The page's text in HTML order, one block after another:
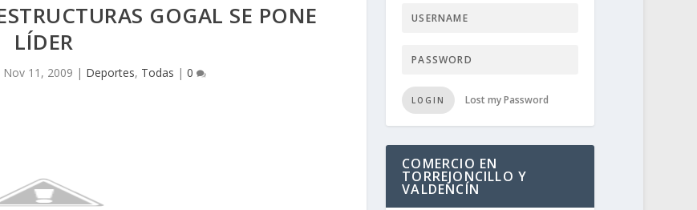
GOGAL SE PONE
LÍDER
Nov 11, 2009 | Deportes, Todas |0
LOGIN Lost my Password
COMERCIO EN
TORREJONCILLO Y
VALDENCÍN